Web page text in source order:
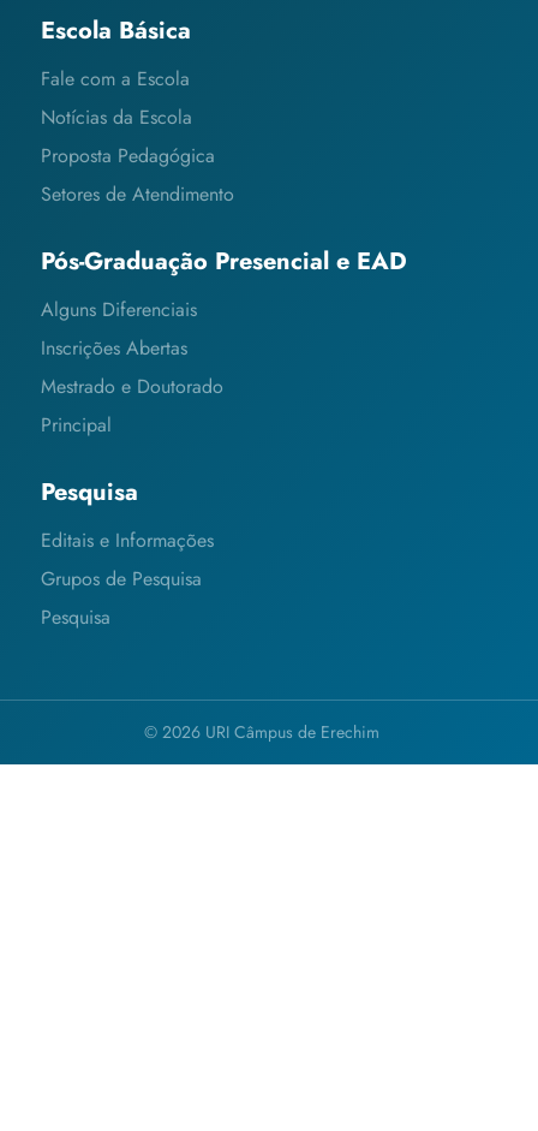
Escola Básica
Fale com a Escola
Notícias da Escola
Proposta Pedagógica
Setores de Atendimento
Pós-Graduação Presencial e EAD
Alguns Diferenciais
Inscrições Abertas
Mestrado e Doutorado
Principal
Pesquisa
Editais e Informações
Grupos de Pesquisa
Pesquisa
© 2026 URI Câmpus de Erechim